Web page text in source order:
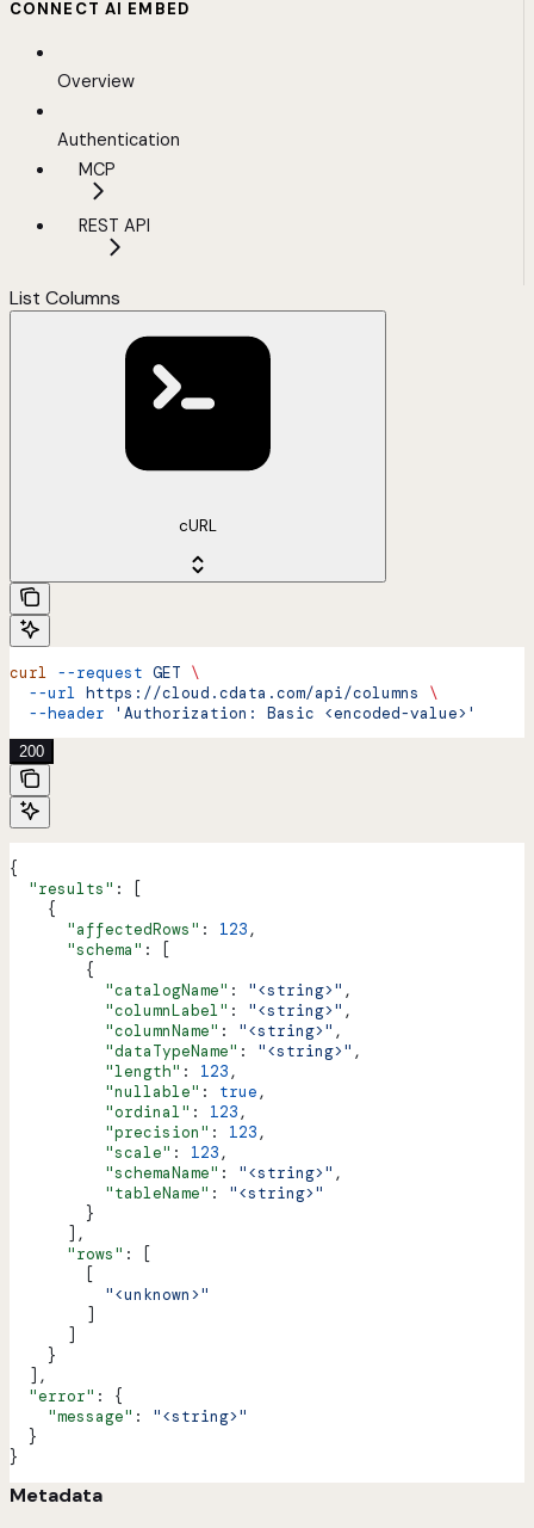
CONNECT AI EMBED
Overview
Authentication
MCP
REST API
List Columns
cURL
curl --request GET \
  --url
https://cloud.cdata.com/api/columns
\
  --header
'Authorization: Basic <encoded-value>'
200
{
  "results"
: [
    {
      "affectedRows"
: 123,
      "schema"
: [
        {
          "catalogName"
: "<string>" ,
          "columnLabel"
: "<string>" ,
          "columnName"
: "<string>" ,
          "dataTypeName"
: "<string>" ,
          "length"
: 123,
          "nullable"
: true,
          "ordinal"
: 123,
          "precision"
: 123,
          "scale"
: 123,
          "schemaName"
: "<string>" ,
          "tableName"
: "<string>"
        }
      ],
      "rows"
: [
        [
          "<unknown>"
        ]
      ]
    }
  ],
  "error"
: {
    "message"
: "<string>"
  }
}
Metadata